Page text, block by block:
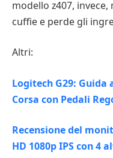
modello z407,
cuffie e perde gli
Altri:
Logitech G29: Guida
Corsa con Pedali
Recensione del
HD 1080p IPS con 4